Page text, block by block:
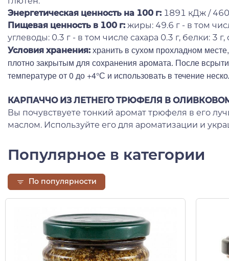
Энергетическая ценность на 100 г: 1891 кДж /
Пищевая ценность в 100 г: жиры: 49.6 г - в том
углеводы: 0.3 г - в том числе сахара 0.3 г, белки: 3 г,
Условия хранения: хранить в сухом прохладном
плотно закрытым для сохранения аромата. После
температуре от 0 до +4°С и использовать в течение
КАРПАЧЧО ИЗ ЛЕТНЕГО ТРЮФЕЛЯ В
Вы почувствуете тонкий аромат трюфеля в его
маслом. Используйте его для ароматизации и
Популярное в категории
По популярности